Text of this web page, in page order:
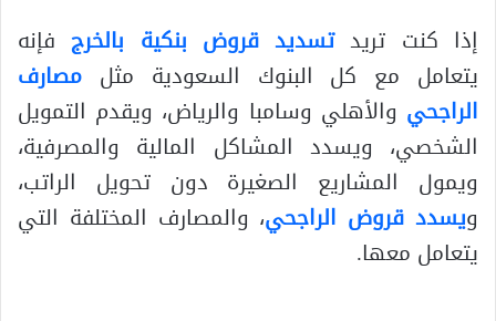
إذا كنت تريدتسديد قروض بنكية بالخرجفإنه
يتعامل مع كل البنوك السعودية مثل مصارف
الراجحي والأهلي وسامبا والرياض، ويقدم التمويل
الشخصي، ويسدد المشاكل المالية والمصرفية،
ويمول المشاريع الصغيرة دون تحويل الراتب،
ويسدد قروض الراجحي، والمصارف المختلفة التي
يتعامل معها.